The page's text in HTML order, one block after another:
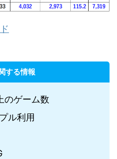
する情報
のゲーム数
ル利用